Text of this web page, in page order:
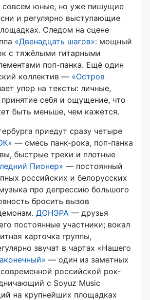
юные, но уже пишущие
и регулярно выступающие
Следом на сцене
«Двенадцать шагов»: мощный
с тяжёлыми гитарными
поп-панка. Ещё один
коллектив — «Остров
упор на тексты: личные,
себя и ощущение, что
быть меньше, чем кажется.
приедут сразу четыре
— смесь панк-рока, поп-панка
быстрые треки и плотные
Пионер» — постоянный
российских и белорусских
про депрессию большого
бросить вызов
ДОНЭРА — друзья
постоянные участники; вокал
карточка группы,
звучат в чартах «Нашего
— один из заметных
российской рок-
с Soyuz Music
на крупнейших площадках